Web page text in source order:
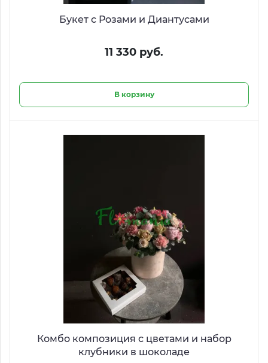
Букет с Розами и Диантусами
11 330 руб.
В корзину
Комбо композиция с цветами и набор
клубники в шоколаде